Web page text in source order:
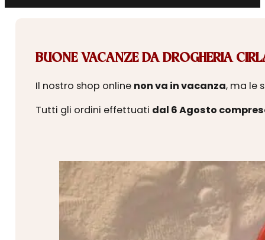
BUONE VACANZE DA DROGHERIA
Il nostro shop online non va in vacanza, ma le
Tutti gli ordini effettuati dal 6 Agosto